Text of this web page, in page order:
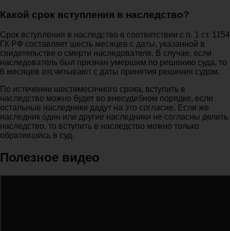
Какой срок вступления в наследство?
Срок вступления в наследство в соответствии с п. 1 ст. 1154
ГК РФ составляет шесть месяцев с даты, указанной в
свидетельстве о смерти наследователя. В случае, если
наследователь был признан умершим по решению суда, то
6 месяцев отсчитывают с даты принятия решения судом.
По истечении шестимесячного срока, вступить в
наследство можно будет во внесудебном порядке, если
остальные наследники дадут на это согласие. Если же
наследник один или другие наследники не согласны делить
наследство, то вступить в наследство можно только
обратившись в суд.
Полезное видео